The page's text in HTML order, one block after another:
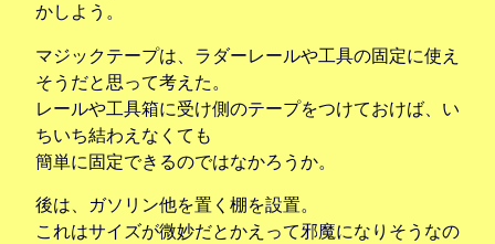
かしよう。
マジックテープは、ラダーレールや工具の固定に使え
そうだと思って考えた。
レールや工具箱に受け側のテープをつけておけば、い
ちいち結わえなくても
簡単に固定できるのではなかろうか。
後は、ガソリン他を置く棚を設置。
これはサイズが微妙だとかえって邪魔になりそうなの